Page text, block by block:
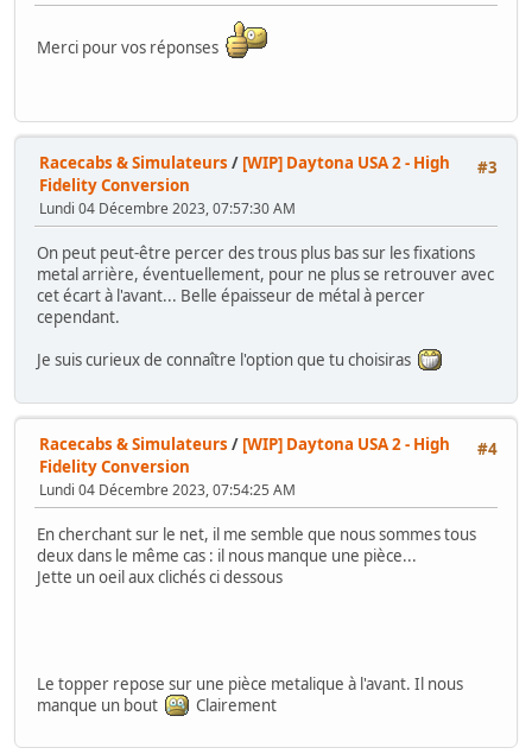
Merci pour vos réponses
#3
Racecabs & Simulateurs / [WIP] Daytona USA 2 - High
Fidelity Conversion
Lundi 04 Décembre 2023, 07:57:30 AM
On peut peut-être percer des trous plus bas sur les fixations
metal arrière, éventuellement, pour ne plus se retrouver avec
cet écart à l'avant... Belle épaisseur de métal à percer
cependant.
Je suis curieux de connaître l'option que tu choisiras
#4
Racecabs & Simulateurs / [WIP] Daytona USA 2 - High
Fidelity Conversion
Lundi 04 Décembre 2023, 07:54:25 AM
En cherchant sur le net, il me semble que nous sommes tous
deux dans le même cas : il nous manque une pièce...
Jette un oeil aux clichés ci dessous
Le topper repose sur une pièce metalique à l'avant. Il nous
manque un bout
Clairement